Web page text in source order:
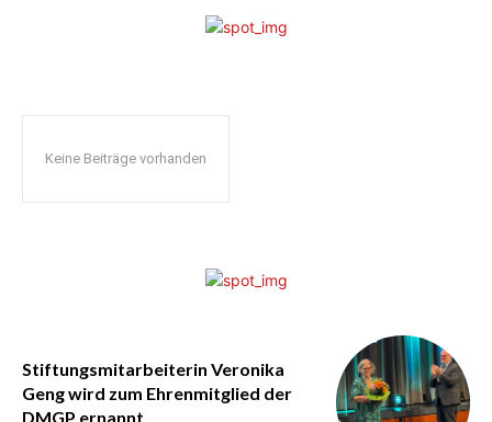
Keine Beiträge vorhanden
Stiftungsmitarbeiterin Veronika
Geng wird zum Ehrenmitglied der
DMGP ernannt